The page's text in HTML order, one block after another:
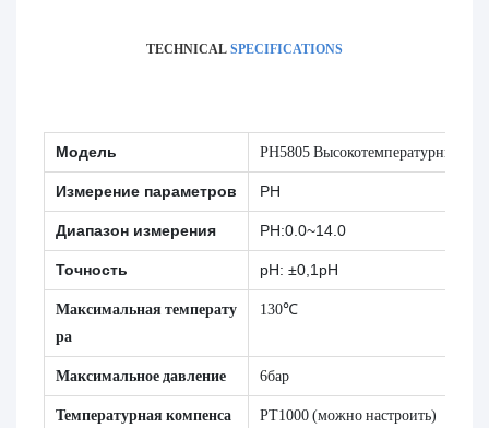
TECHNICAL SPECIFICATIONS
Модель PH5805 Высокотемпературный
Измерение параметров PH
Диапазон измерения PH:0.0~14.0
Точность pH: ±0,1pH
Максимальная температу
ра
130℃
Максимальное давление 6бар
Температурная компенса
PT1000 (можно настроить)